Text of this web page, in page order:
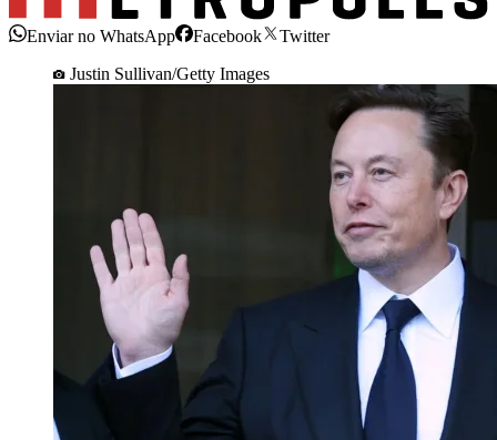
Enviar no WhatsApp Facebook
Twitter
Justin Sullivan/Getty Images